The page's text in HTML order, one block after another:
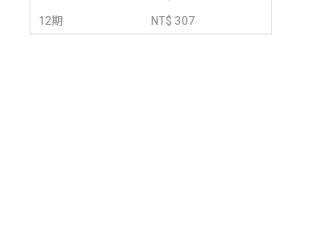
12期
NT$ 307